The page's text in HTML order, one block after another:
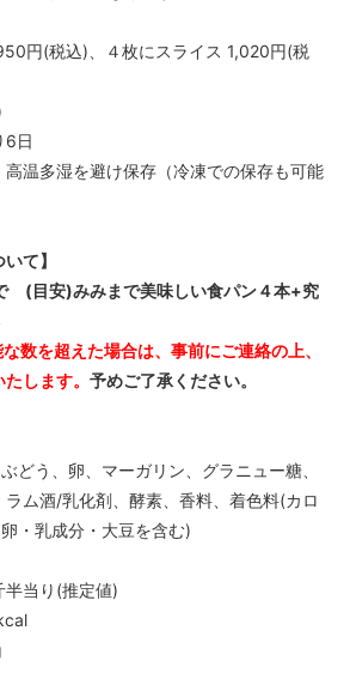
円(税込)、４枚にスライス 1,020円(税
6日
温多湿を避け保存（冷凍での保存も可能
て】
(目安)みみまで美味しい食パン４本+究
数を超えた場合は、事前にご連絡の上、
します。 予めご了承ください。
どう、卵、マーガリン、グラニュー糖、
ム酒/乳化剤、酵素、香料、着色料(カロ
・乳成分・大豆を含む)
半当り(推定値)